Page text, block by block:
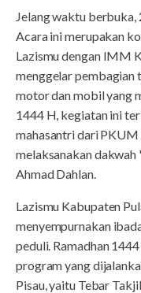
Jelang waktu
Acara ini merupakan
Lazismu dengan IMM
menggelar pembagian
motor dan mobil yang
1444 H, kegiatan ini
mahasantri dari PKUM
melaksanakan
Ahmad Dahlan.
Lazismu Kabupaten
menyempurnakan
peduli. Ramadhan
program yang
Pisau, yaitu Tebar